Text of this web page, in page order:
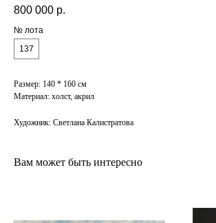
800 000 р.
№ лота
137
Размер: 140 * 160 см
Материал: холст, акрил
Художник: Светлана Калистратова
Вам может быть интересно